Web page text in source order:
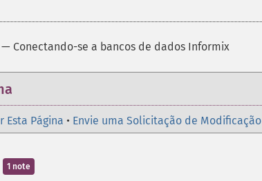
— Conectando-se a bancos de dados Informix
Esta Página • Envie uma Solicitação de Modificação
1 note